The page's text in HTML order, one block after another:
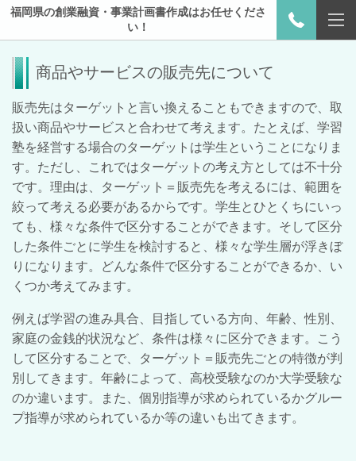
福岡県の創業融資・事業計画書作成はお任せくださ
い！
商品やサービスの販売先について
販売先はターゲットと言い換えることもできますので、取
扱い商品やサービスと合わせて考えます。たとえば、学習
塾を経営する場合のターゲットは学生ということになりま
す。ただし、これではターゲットの考え方としては不十分
です。理由は、ターゲット＝販売先を考えるには、範囲を
絞って考える必要があるからです。学生とひとくちにいっ
ても、様々な条件で区分することができます。そして区分
した条件ごとに学生を検討すると、様々な学生層が浮きぼ
りになります。どんな条件で区分することができるか、い
くつか考えてみます。
例えば学習の進み具合、目指している方向、年齢、性別、
家庭の金銭的状況など、条件は様々に区分できます。こう
して区分することで、ターゲット＝販売先ごとの特徴が判
別してきます。年齢によって、高校受験なのか大学受験な
のか違います。また、個別指導が求められているかグルー
プ指導が求められているか等の違いも出てきます。